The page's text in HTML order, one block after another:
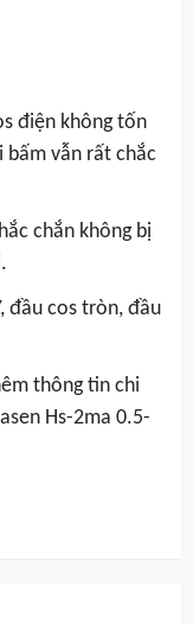
điện không tốn
bấm vẫn rất chắc
chắn không bị
đầu cos tròn, đầu
thông tin chi
Hs-2ma 0.5-